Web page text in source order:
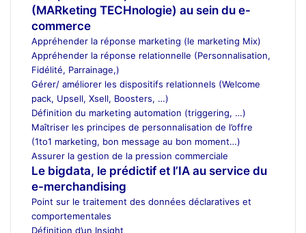
(MARketing TECHnologie) au sein du e-
commerce
Appréhender la réponse marketing (le marketing Mix)
Appréhender la réponse relationnelle (Personnalisation,
Fidélité, Parrainage,)
Gérer/ améliorer les dispositifs relationnels (Welcome
pack, Upsell, Xsell, Boosters, …)
Définition du marketing automation (triggering, …)
Maîtriser les principes de personnalisation de l’offre
(1to1 marketing, bon message au bon moment…)
Assurer la gestion de la pression commerciale
Le bigdata, le prédictif et l’IA au service du
e-merchandising
Point sur le traitement des données déclaratives et
comportementales
Définition d’un Insight